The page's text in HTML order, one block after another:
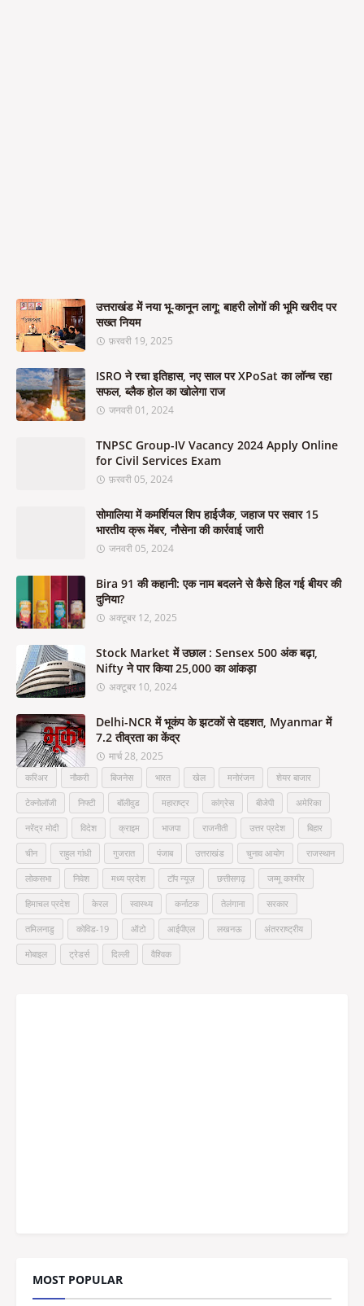
उत्तराखंड में नया भू-कानून लागू: बाहरी लोगों की भूमि खरीद पर
सख्त नियम
फ़रवरी 19, 2025
ISRO ने रचा इतिहास, नए साल पर XPoSat का लॉन्च रहा
सफल, ब्लैक होल का खोलेगा राज
जनवरी 01, 2024
TNPSC Group-IV Vacancy 2024 Apply Online
for Civil Services Exam
फ़रवरी 05, 2024
सोमालिया में कमर्शियल शिप हाईजैक, जहाज पर सवार 15
भारतीय क्रू मेंबर, नौसेना की कार्रवाई जारी
जनवरी 05, 2024
Bira 91 की कहानी: एक नाम बदलने से कैसे हिल गई बीयर की
दुनिया?
अक्टूबर 12, 2025
Stock Market में उछाल : Sensex 500 अंक बढ़ा,
Nifty ने पार किया 25,000 का आंकड़ा
अक्टूबर 10, 2024
Delhi-NCR में भूकंप के झटकों से दहशत, Myanmar में
7.2 तीव्रता का केंद्र
मार्च 28, 2025
करिअर नौकरी बिजनेस भारत खेल मनोरंजन शेयर बाजार
टेक्नोलॉजी निफ्टी बॉलीवुड महाराष्ट्र कांग्रेस बीजेपी अमेरिका
नरेंद्र मोदी विदेश क्राइम भाजपा राजनीती उत्तर प्रदेश बिहार
चीन राहुल गांधी गुजरात पंजाब उत्तराखंड चुनाव आयोग राजस्थान
लोकसभा निवेश मध्य प्रदेश टॉप न्यूज़ छत्तीसगढ़ जम्मू कश्मीर
हिमाचल प्रदेश केरल स्वास्थ्य कर्नाटक तेलंगाना सरकार
तमिलनाडु कोविड-19 ऑटो आईपीएल लखनऊ अंतरराष्ट्रीय
मोबाइल ट्रेडर्स दिल्ली वैश्विक
MOST POPULAR